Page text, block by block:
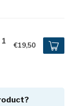
€19,50